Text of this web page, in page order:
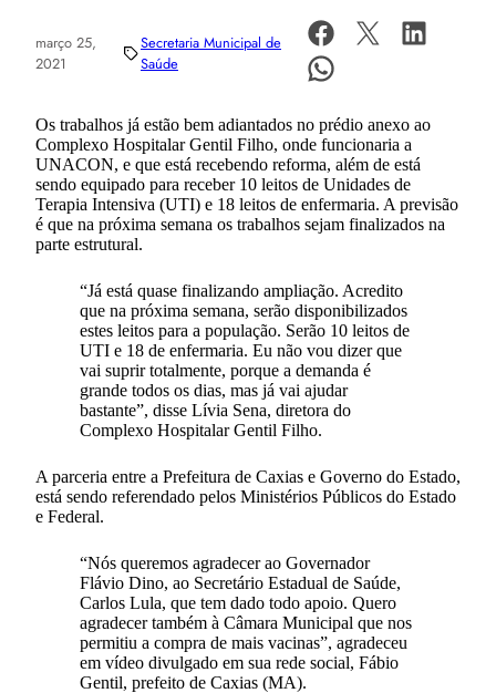
março 25,
2021
Secretaria Municipal de
Saúde
Os trabalhos já estão bem adiantados no prédio anexo ao
Complexo Hospitalar Gentil Filho, onde funcionaria a
UNACON, e que está recebendo reforma, além de está
sendo equipado para receber 10 leitos de Unidades de
Terapia Intensiva (UTI) e 18 leitos de enfermaria. A previsão
é que na próxima semana os trabalhos sejam finalizados na
parte estrutural.
“Já está quase finalizando ampliação. Acredito
que na próxima semana, serão disponibilizados
estes leitos para a população. Serão 10 leitos de
UTI e 18 de enfermaria. Eu não vou dizer que
vai suprir totalmente, porque a demanda é
grande todos os dias, mas já vai ajudar
bastante”, disse Lívia Sena, diretora do
Complexo Hospitalar Gentil Filho.
A parceria entre a Prefeitura de Caxias e Governo do Estado,
está sendo referendado pelos Ministérios Públicos do Estado
e Federal.
“Nós queremos agradecer ao Governador
Flávio Dino, ao Secretário Estadual de Saúde,
Carlos Lula, que tem dado todo apoio. Quero
agradecer também à Câmara Municipal que nos
permitiu a compra de mais vacinas”, agradeceu
em vídeo divulgado em sua rede social, Fábio
Gentil, prefeito de Caxias (MA).